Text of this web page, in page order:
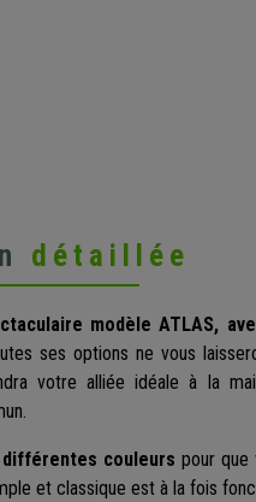
détaillée
modèle ATLAS,
ses options ne vous
votre alliée idéale à la
couleurs pour que
et classique est à la fois